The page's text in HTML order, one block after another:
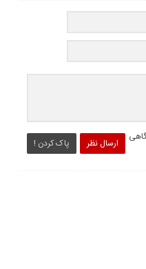
ارسال نظر پاک کردن !